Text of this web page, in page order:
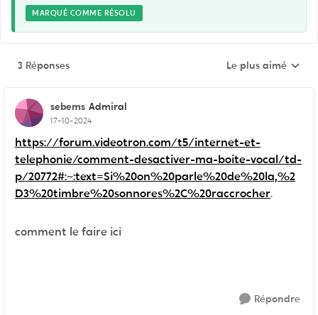
MARQUÉ COMME RÉSOLU
3 Réponses Réponses triées
Le plus aimé
sebems Admiral
17-10-2024
https://forum.videotron.com/t5/internet-et-
telephonie/comment-desactiver-ma-boite-vocal/td-
p/20772#:~:text=Si%20on%20parle%20de%20la,%2
D3%20timbre%20sonnores%2C%20raccrocher.
comment le faire ici
Répondre